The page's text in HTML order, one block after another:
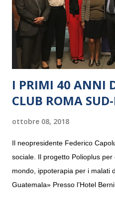
I PRIMI 40 ANNI
CLUB ROMA SUD-
ottobre 08, 2018
Il neopresidente Federico
sociale. Il progetto Polioplus
mondo, ippoterapia per i malati
Guatemala» Presso l’Hotel